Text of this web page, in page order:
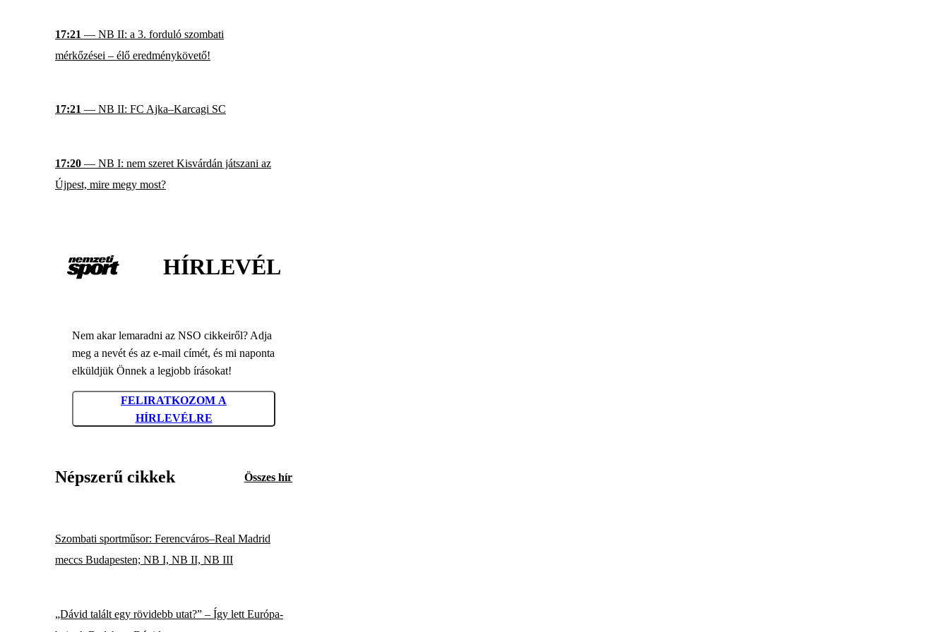
17:21 — NB II: a 3. forduló szombati
mérkőzései – élő eredménykövető!
17:21 — NB II: FC Ajka–Karcagi SC
17:20 — NB I: nem szeret Kisvárdán játszani az
Újpest, mire megy most?
HÍRLEVÉL
Nem akar lemaradni az NSO cikkeiről? Adja
meg a nevét és az e-mail címét, és mi naponta
elküldjük Önnek a legjobb írásokat!
FELIRATKOZOM A
HÍRLEVÉLRE
Népszerű cikkek Összes hír
Szombati sportműsor: Ferencváros–Real Madrid
meccs Budapesten; NB I, NB II, NB III
„Dávid talált egy rövidebb utat?” – Így lett Európa-